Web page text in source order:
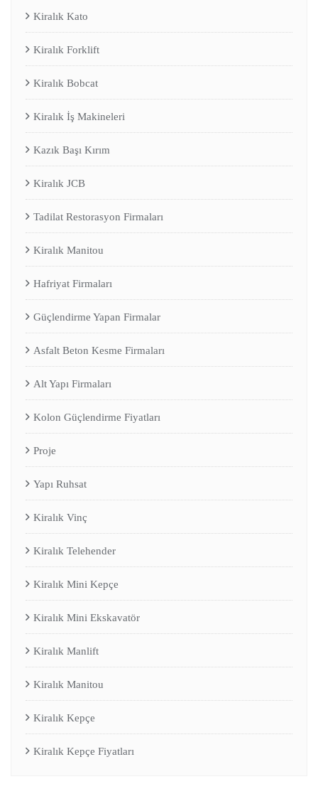
Kiralık Kato
Kiralık Forklift
Kiralık Bobcat
Kiralık İş Makineleri
Kazık Başı Kırım
Kiralık JCB
Tadilat Restorasyon Firmaları
Kiralık Manitou
Hafriyat Firmaları
Güçlendirme Yapan Firmalar
Asfalt Beton Kesme Firmaları
Alt Yapı Firmaları
Kolon Güçlendirme Fiyatları
Proje
Yapı Ruhsat
Kiralık Vinç
Kiralık Telehender
Kiralık Mini Kepçe
Kiralık Mini Ekskavatör
Kiralık Manlift
Kiralık Manitou
Kiralık Kepçe
Kiralık Kepçe Fiyatları